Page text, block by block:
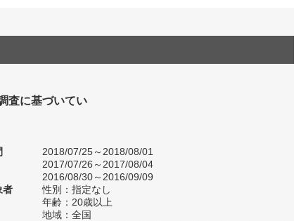
査に基づいてい
2018/07/25～2018/08/01
2017/07/26～2017/08/04
2016/08/30～2016/09/09
者
性別：指定なし
年齢：20歳以上
地域：全国